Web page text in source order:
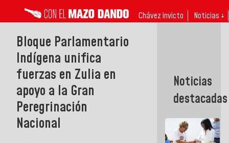
Chávez invicto Noticias ↓
Bloque Parlamentario
Indígena unifica
fuerzas en Zulia en
apoyo a la Gran
Peregrinación
Nacional
Noticias
destacadas